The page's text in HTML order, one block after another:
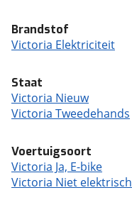
Brandstof
Victoria Elektriciteit
Staat
Victoria Nieuw
Victoria Tweedehands
Voertuigsoort
Victoria Ja, E-bike
Victoria Niet elektrisch